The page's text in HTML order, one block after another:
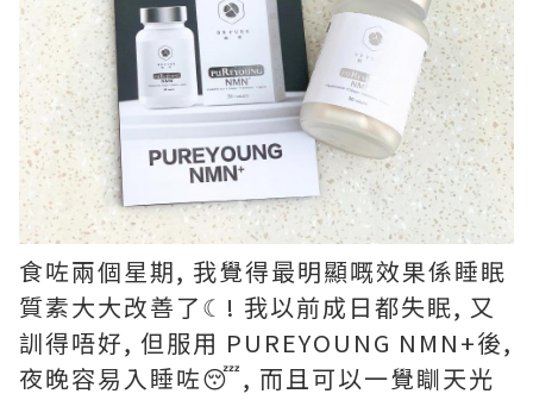
食咗兩個星期, 我覺得最明顯嘅效果係睡眠
質素大大改善了☾! 我以前成日都失眠, 又
訓得唔好, 但服用 PUREYOUNG NMN+後,
夜晚容易入睡咗😴, 而且可以一覺瞓天光